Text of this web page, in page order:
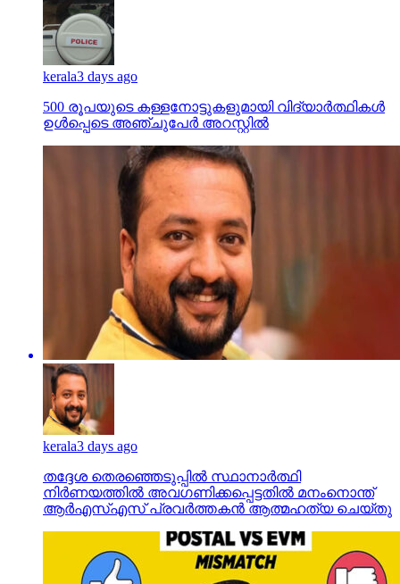
kerala3 days ago
500 രൂപയുടെ കള്ളനോട്ടുകളുമായി വിദ്യാര്‍ത്ഥികള്‍
ഉള്‍പ്പെടെ അഞ്ചുപേര്‍ അറസ്റ്റില്‍
kerala3 days ago
തദ്ദേശ തെരഞ്ഞെടുപ്പില്‍ സ്ഥാനാര്‍ത്ഥി
നിര്‍ണയത്തില്‍ അവഗണിക്കപ്പെട്ടതില്‍ മനംനൊന്ത്
ആര്‍എസ്എസ് പ്രവര്‍ത്തകന്‍ ആത്മഹത്യ ചെയ്തു